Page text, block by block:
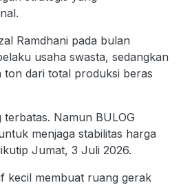
Ramdhani pada bulan
usaha swasta, sedangkan
ton dari total produksi beras
Namun BULOG
menjaga stabilitas harga
Jumat, 3 Juli 2026.
kecil membuat ruang gerak